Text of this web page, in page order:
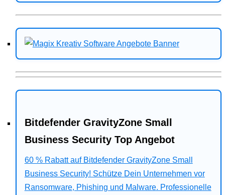
Bitdefender GravityZone Small
Business Security Top Angebot
60 % Rabatt auf Bitdefender GravityZone Small
Business Security! Schütze Dein Unternehmen vor
Ransomware, Phishing und Malware. Professionelle